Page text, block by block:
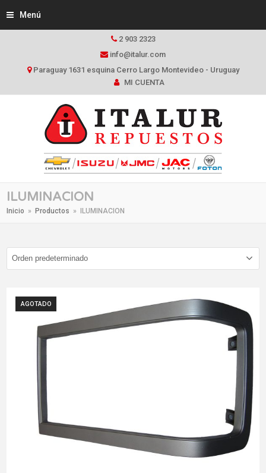
Menú
2 903 2323
info@italur.com
Paraguay 1631 esquina Cerro Largo Montevideo - Uruguay
MI CUENTA
ILUMINACION
Inicio » Productos » ILUMINACION
AGOTADO